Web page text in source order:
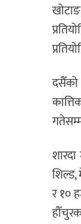
दसैँको
शिल्ड,
र १०